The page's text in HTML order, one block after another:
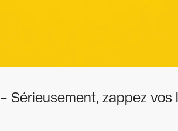
– Sérieusement, zappez